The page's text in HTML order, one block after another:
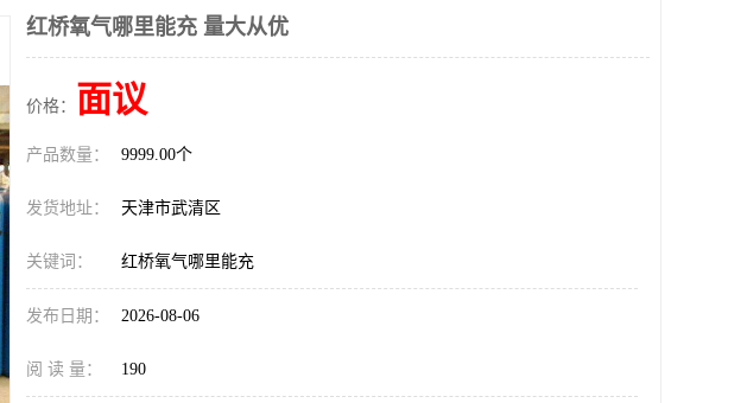
红桥氧气哪里能充 量大从优
价格： 面议
产品数量： 9999.00个
发货地址： 天津市武清区
关键词： 红桥氧气哪里能充
发布日期： 2026-08-06
阅 读 量： 190